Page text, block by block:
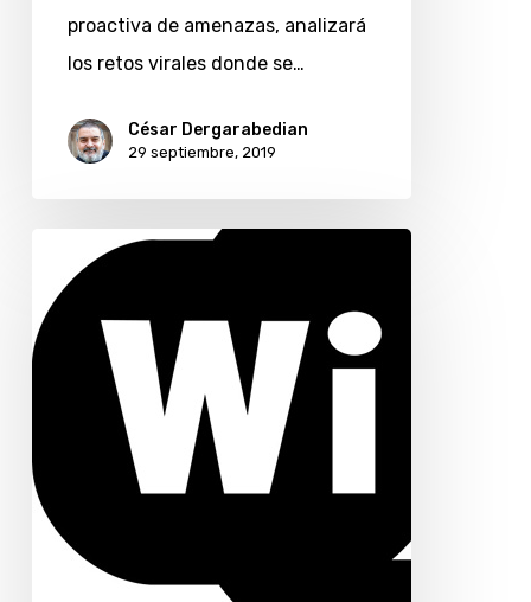
proactiva de amenazas, analizará
los retos virales donde se…
César Dergarabedian
29 septiembre, 2019
los
riesgos
conectarse
a
Internet